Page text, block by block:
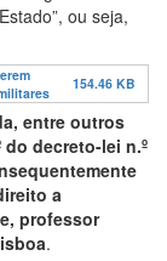
ou seja,
154.46 KB
entre outros
decreto-lei n.º
a
professor
.